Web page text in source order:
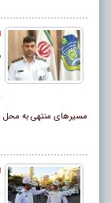
مسیرهای منتهی به محل‌